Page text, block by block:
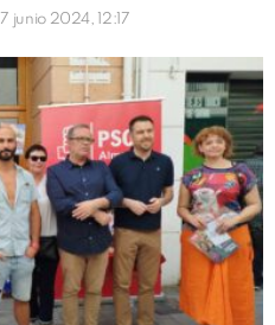
7 junio 2024, 12:17